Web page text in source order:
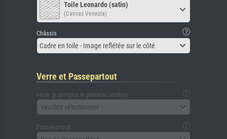
Toile Leonardo (satin)
(Canvas Venezia)
Châssis
Cadre en toile - Image reflétée sur le côté
Verre et Passepartout
verre (y compris le panneau arrière)
Veuillez sélectionner
Passepartout